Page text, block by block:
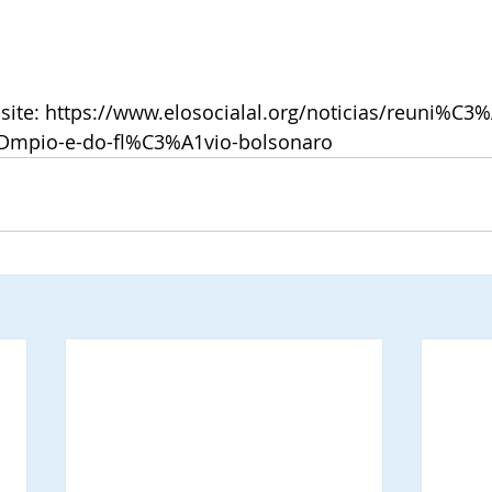
https://www.elosocialal.org/noticias/
e-do-fl%C3%A1vio-bolsonaro